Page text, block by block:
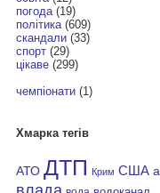
погода(19)
політика(609)
скандали(33)
спорт(29)
цікаве(299)
чемпіонати(1)
Хмарка тегів
АТО ДТП Крим США